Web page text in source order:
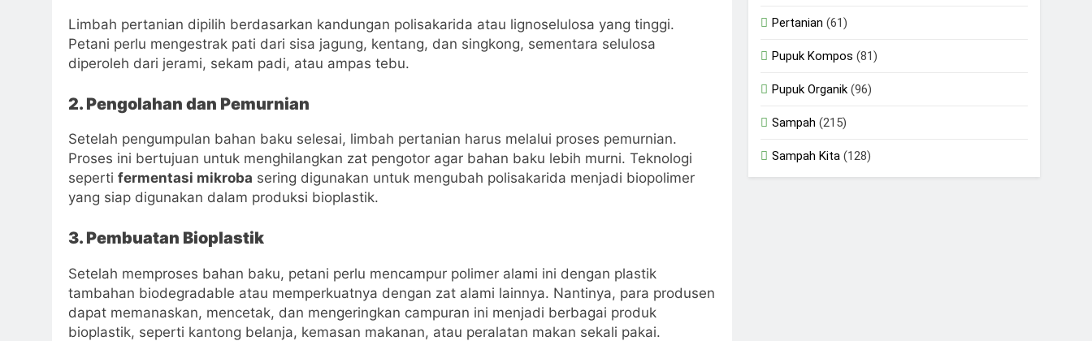
Limbah pertanian dipilih berdasarkan kandungan polisakarida atau lignoselulosa yang tinggi.
Petani perlu mengestrak pati dari sisa jagung, kentang, dan singkong, sementara selulosa
diperoleh dari jerami, sekam padi, atau ampas tebu.
2. Pengolahan dan Pemurnian
Setelah pengumpulan bahan baku selesai, limbah pertanian harus melalui proses pemurnian.
Proses ini bertujuan untuk menghilangkan zat pengotor agar bahan baku lebih murni. Teknologi
seperti fermentasi mikroba sering digunakan untuk mengubah polisakarida menjadi biopolimer
yang siap digunakan dalam produksi bioplastik.
3. Pembuatan Bioplastik
Setelah memproses bahan baku, petani perlu mencampur polimer alami ini dengan plastik
tambahan biodegradable atau memperkuatnya dengan zat alami lainnya. Nantinya, para produsen
dapat memanaskan, mencetak, dan mengeringkan campuran ini menjadi berbagai produk
bioplastik, seperti kantong belanja, kemasan makanan, atau peralatan makan sekali pakai.
Pertanian (61)
Pupuk Kompos (81)
Pupuk Organik (96)
Sampah (215)
Sampah Kita (128)